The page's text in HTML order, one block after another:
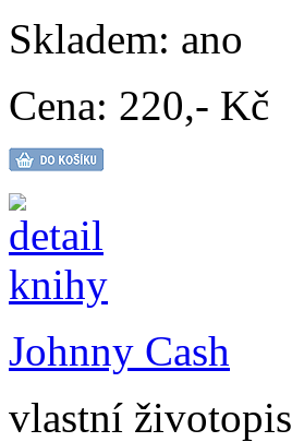
Skladem: ano
Cena: 220,- Kč
Johnny Cash
vlastní životopis